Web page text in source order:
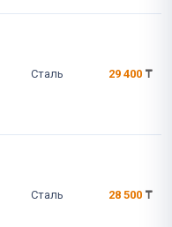
Сталь 29 400 ₸
Сталь 28 500 ₸